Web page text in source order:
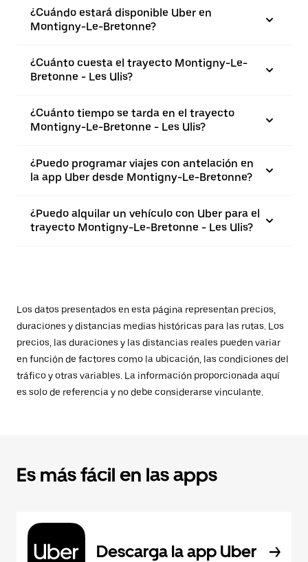
¿Cuándo estará disponible Uber en
Montigny-Le-Bretonne?
¿Cuánto cuesta el trayecto Montigny-Le-
Bretonne - Les Ulis?
¿Cuánto tiempo se tarda en el trayecto
Montigny-Le-Bretonne - Les Ulis?
¿Puedo programar viajes con antelación en
la app Uber desde Montigny-Le-Bretonne?
¿Puedo alquilar un vehículo con Uber para el
trayecto Montigny-Le-Bretonne - Les Ulis?
Los datos presentados en esta página representan precios,
duraciones y distancias medias históricas para las rutas. Los
precios, las duraciones y las distancias reales pueden variar
en función de factores como la ubicación, las condiciones del
tráfico y otras variables. La información proporcionada aquí
es solo de referencia y no debe considerarse vinculante.
Es más fácil en las apps
Descarga la app Uber